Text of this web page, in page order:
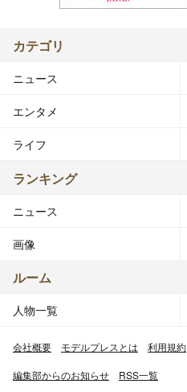
カテゴリ
ニュース
エンタメ
ライフ
ランキング
ニュース
画像
ルーム
人物一覧
会社概要 モデルプレスとは 利用規約
編集部からのお知らせ RSS一覧